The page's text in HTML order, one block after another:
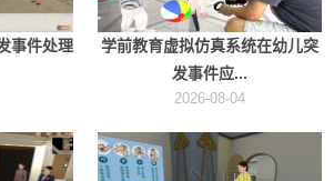
事件处理
学前教育虚拟仿真系统在幼儿突
发事件应...
2026-08-04